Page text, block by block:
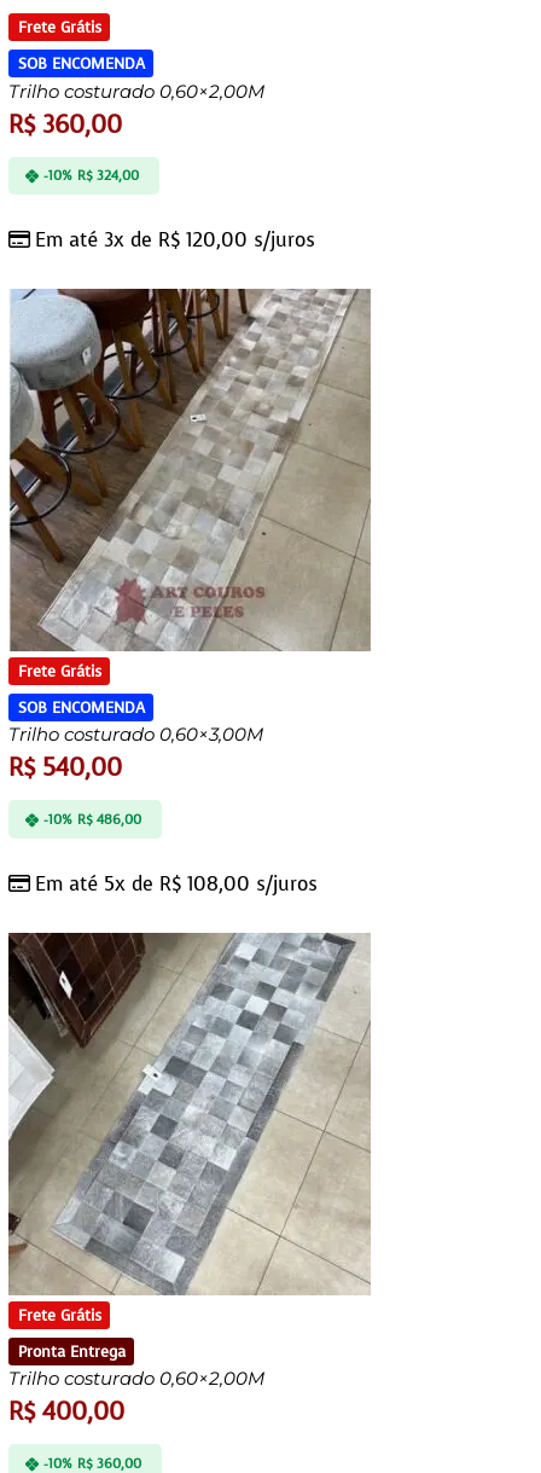
Frete Grátis
SOB ENCOMENDA
Trilho costurado 0,60×2,00M
R$360,00
Em até 3x de R$ 120,00 s/juros
-10% R$324,00
Frete Grátis
SOB ENCOMENDA
Trilho costurado 0,60×3,00M
R$540,00
Em até 5x de R$ 108,00 s/juros
-10% R$486,00
Frete Grátis
Pronta Entrega
Trilho costurado 0,60×2,00M
R$400,00
-10% R$360,00